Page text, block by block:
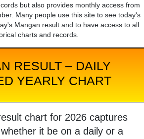
but also provides monthly access from
Many people use this site to see today's
Mangan result and to have access to all
charts and records.
RESULT – DAILY
YEARLY CHART
chart for 2026 captures
it be on a daily or a